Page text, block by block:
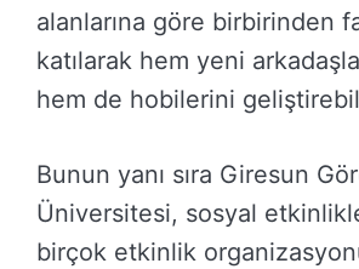
alanlarına göre birbirinden
katılarak hem yeni
hem de hobilerini
Bunun yanı sıra Giresun
Üniversitesi, sosyal
birçok etkinlik